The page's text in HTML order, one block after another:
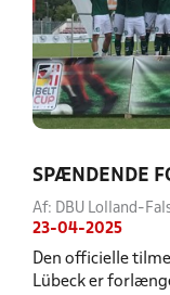
SPÆNDENDE
Af: DBU Lolland-
23-04-2025
Den officielle
Lübeck er